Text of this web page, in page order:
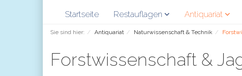
Startseite Restauflagen Antiquariat
Sie sind hier: Antiquariat Naturwissenschaft & Technik
Forstwissenschaft &